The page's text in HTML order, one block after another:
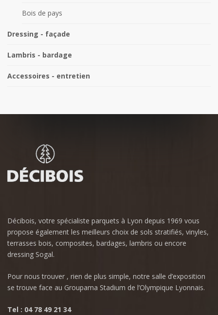
Bois de pays
Dressing - façade
Lambris - bardage
Accessoires - entretien
Décibois, votre spécialiste parquets à Lyon depuis 1969 vous
propose également les meilleurs choix de sols stratifiés, vinyles,
terrasses bois, composites, bardages, lambris ou encore
dressing Sogal.
Pour nous trouver , rien de plus simple, notre salle d’exposition
se trouve face au Groupama Stadium de l’Olympique Lyonnais.
Tel : 04 78 49 21 34